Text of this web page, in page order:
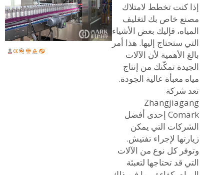
إذا كنت تخطط لامتلاك
مصنع خاص بك لتغليف
المياه، فإليك بعض الأشياء
التي ستحتاج إليها. هذا أمر
بالغ الأهمية لأن الآلات
الجيدة تمكّنك من إنتاج
مياه معبأة عالية الجودة.
تعد شركة
Zhangjiagang
Comark إحدى أفضل
الشركات التي يمكن
زيارتها لإجراء تفتيش.
وتوفر كل نوع من الآلات
التي قد تحتاجها لتعبئة